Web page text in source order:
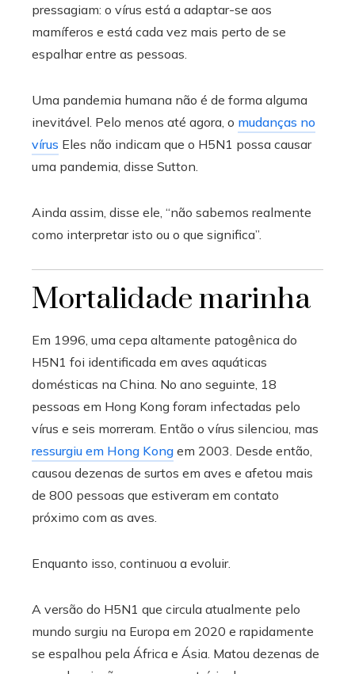
pressagiam: o vírus está a adaptar-se aos
mamíferos e está cada vez mais perto de se
espalhar entre as pessoas.
Uma pandemia humana não é de forma alguma
inevitável. Pelo menos até agora, o mudanças no
vírus Eles não indicam que o H5N1 possa causar
uma pandemia, disse Sutton.
Ainda assim, disse ele, “não sabemos realmente
como interpretar isto ou o que significa”.
Mortalidade marinha
Em 1996, uma cepa altamente patogênica do
H5N1 foi identificada em aves aquáticas
domésticas na China. No ano seguinte, 18
pessoas em Hong Kong foram infectadas pelo
vírus e seis morreram. Então o vírus silenciou, mas
ressurgiu em Hong Kong em 2003. Desde então,
causou dezenas de surtos em aves e afetou mais
de 800 pessoas que estiveram em contato
próximo com as aves.
Enquanto isso, continuou a evoluir.
A versão do H5N1 que circula atualmente pelo
mundo surgiu na Europa em 2020 e rapidamente
se espalhou pela África e Ásia. Matou dezenas de